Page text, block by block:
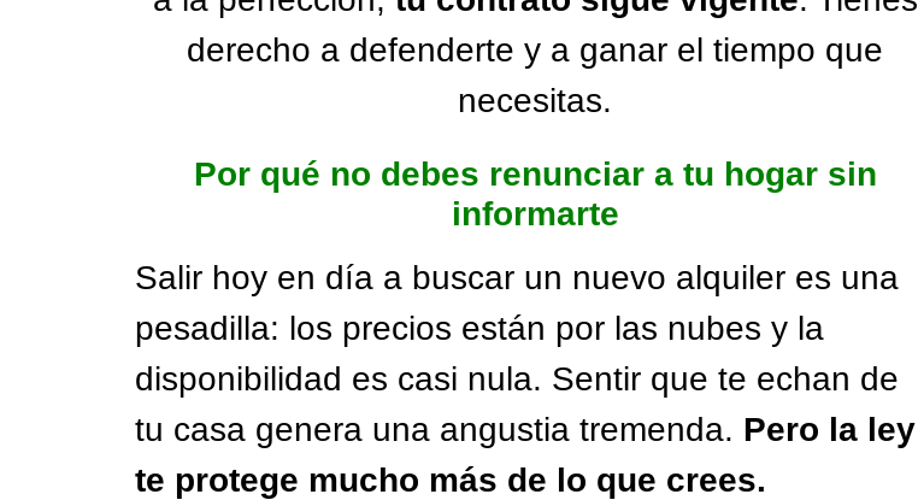
derecho a defenderte y a ganar el tiempo que
necesitas.
Por qué no debes renunciar a tu hogar sin
informarte
Salir hoy en día a buscar un nuevo alquiler es una
pesadilla: los precios están por las nubes y la
disponibilidad es casi nula. Sentir que te echan de
tu casa genera una angustia tremenda. Pero la ley
te protege mucho más de lo que crees.